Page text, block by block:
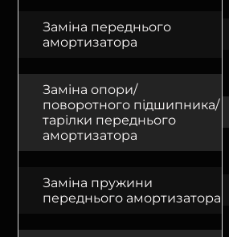
Заміна переднього
амортизатора
Заміна опори/
поворотного підшипника/
тарілки переднього
амортизатора
Заміна пружини
переднього амортизатора